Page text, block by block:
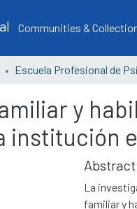
Communities &
y
institución
Abstract
La
familiar y